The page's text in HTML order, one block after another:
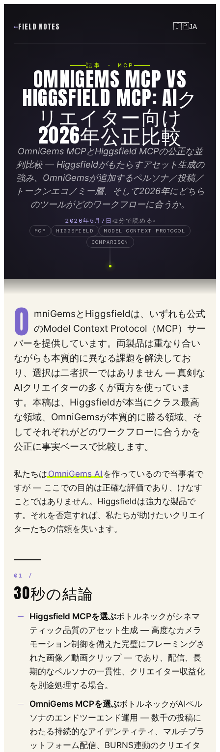
FIELD NOTES 🇯🇵JA
記事 · MCP
OMNIGEMS MCP VS
HIGGSFIELD MCP: AIク
リエイター向け
2026年公正比較
OmniGems MCPとHiggsfield MCPの公正な並
列比較 — Higgsfieldがもたらすアセット生成の
強み、OmniGemsが追加するペルソナ／投稿／
トークンエコノミー層、そして2026年にどちら
のツールがどのワークフローに合うか。
2026年5月7日 2分で読める
MCP HIGGSFIELD
MODEL CONTEXT PROTOCOL
COMPARISON
O mniGemsとHiggsfieldは、いずれも公式
のModel Context Protocol（MCP）サー
バーを提供しています。両製品は重なり合い
ながらも本質的に異なる課題を解決してお
り、選択は二者択一ではありません — 真剣な
AIクリエイターの多くが両方を使っていま
す。本稿は、Higgsfieldが本当にクラス最高
な領域、OmniGemsが本質的に勝る領域、そ
してそれぞれがどのワークフローに合うかを
公正に事実ベースで比較します。
私たちはOmniGems AI を作っているので当事者で
すが — ここでの目的は正確な評価であり、けなす
ことではありません。Higgsfieldは強力な製品で
す。それを否定すれば、私たちが助けたいクリエイ
ターたちの信頼を失います。
30秒の結論
Higgsfield MCPを選ぶボトルネックがシネマ
ティック品質のアセット生成 — 高度なカメラ
モーション制御を備えた完璧にフレーミングさ
れた画像／動画クリップ — であり、配信、長
期的なペルソナの一貫性、クリエイター収益化
を別途処理する場合。
OmniGems MCPを選ぶボトルネックがAIペル
ソナのエンドツーエンド運用 — 数千の投稿に
わたる持続的なアイデンティティ、マルチプラ
ットフォーム配信、BURNS連動のクリエイタ